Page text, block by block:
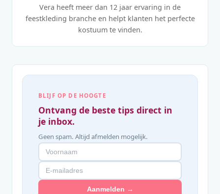
Vera heeft meer dan 12 jaar ervaring in de
feestkleding branche en helpt klanten het perfecte
kostuum te vinden.
BLIJF OP DE HOOGTE
Ontvang de beste tips direct in
je inbox.
Geen spam. Altijd afmelden mogelijk.
Aanmelden →